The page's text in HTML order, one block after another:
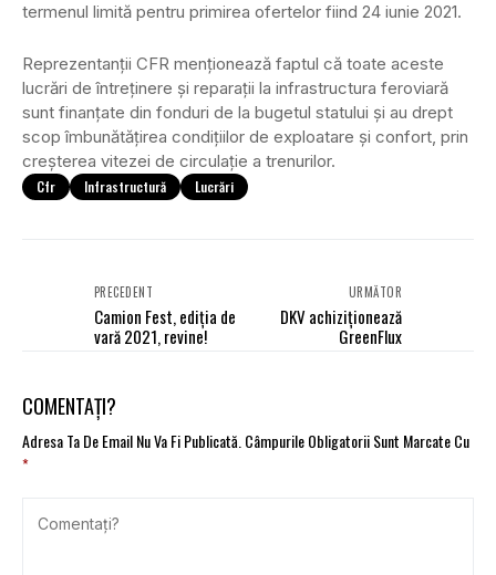
termenul limită pentru primirea ofertelor fiind 24 iunie 2021.
Reprezentanţii CFR menţionează faptul că toate aceste
lucrări de întreţinere şi reparaţii la infrastructura feroviară
sunt finanţate din fonduri de la bugetul statului şi au drept
scop îmbunătăţirea condiţiilor de exploatare şi confort, prin
creşterea vitezei de circulaţie a trenurilor.
Cfr Infrastructură Lucrări
PRECEDENT
Camion Fest, ediția de
vară 2021, revine!
URMĂTOR
DKV achiziționează
GreenFlux
COMENTAȚI?
Adresa Ta De Email Nu Va Fi Publicată. Câmpurile Obligatorii Sunt Marcate Cu
*